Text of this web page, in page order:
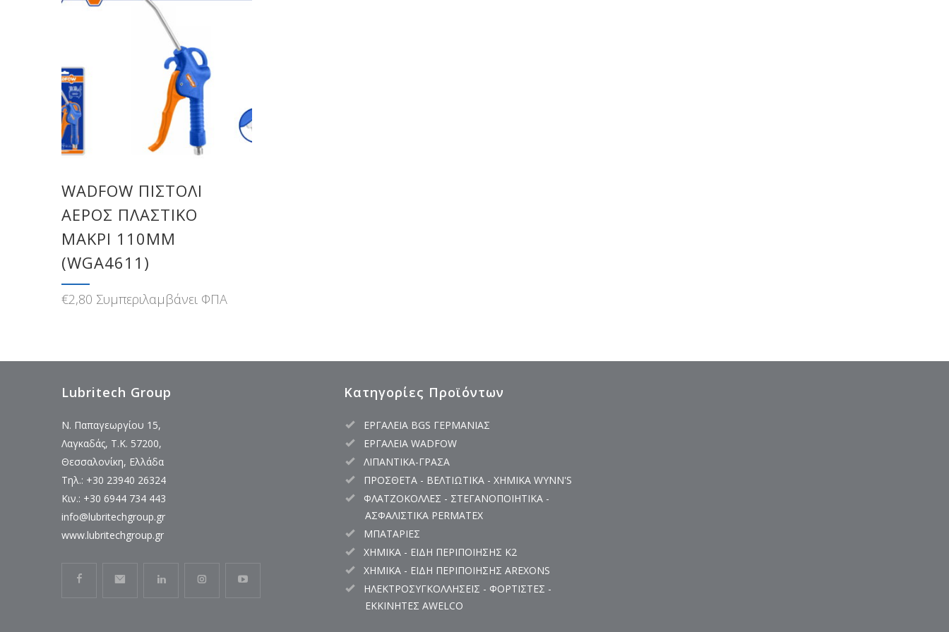
WADFOW ΠΙΣΤΟΛΙ
ΑΕΡΟΣ ΠΛΑΣΤΙΚΟ
ΜΑΚΡΙ 110MM
(WGA4611)
€2,80 Συμπεριλαμβάνει ΦΠΑ
Lubritech Group
Ν. Παπαγεωργίου 15,
Λαγκαδάς, Τ.Κ. 57200,
Θεσσαλονίκη, Ελλάδα
Τηλ.: +30 23940 26324
Κιν.: +30 6944 734 443
info@lubritechgroup.gr
www.lubritechgroup.gr
Κατηγορίες Προϊόντων
ΕΡΓΑΛΕΙΑ BGS ΓΕΡΜΑΝΙΑΣ
ΕΡΓΑΛΕΙΑ WADFOW
ΛΙΠΑΝΤΙΚΑ-ΓΡΑΣΑ
ΠΡΟΣΘΕΤΑ - ΒΕΛΤΙΩΤΙΚΑ - ΧΗΜΙΚΑ WYNN'S
ΦΛΑΤΖΟΚΟΛΛΕΣ - ΣΤΕΓΑΝΟΠΟΙΗΤΙΚΑ -
ΑΣΦΑΛΙΣΤΙΚΑ PERMATEX
ΜΠΑΤΑΡΙΕΣ
ΧΗΜΙΚΑ - ΕΙΔΗ ΠΕΡΙΠΟΙΗΣΗΣ K2
ΧΗΜΙΚΑ - ΕΙΔΗ ΠΕΡΙΠΟΙΗΣΗΣ AREXONS
ΗΛΕΚΤΡΟΣΥΓΚΟΛΛΗΣΕΙΣ - ΦΟΡΤΙΣΤΕΣ -
ΕΚΚΙΝΗΤΕΣ AWELCO